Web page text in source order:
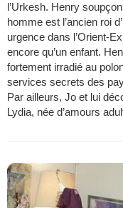
l’Urkesh. Henry
homme est l’ancien roi
urgence dans l’Orient-
encore qu’un enfant.
fortement irradié au
services secrets des
Par ailleurs, Jo et lui
Lydia, née d’amours